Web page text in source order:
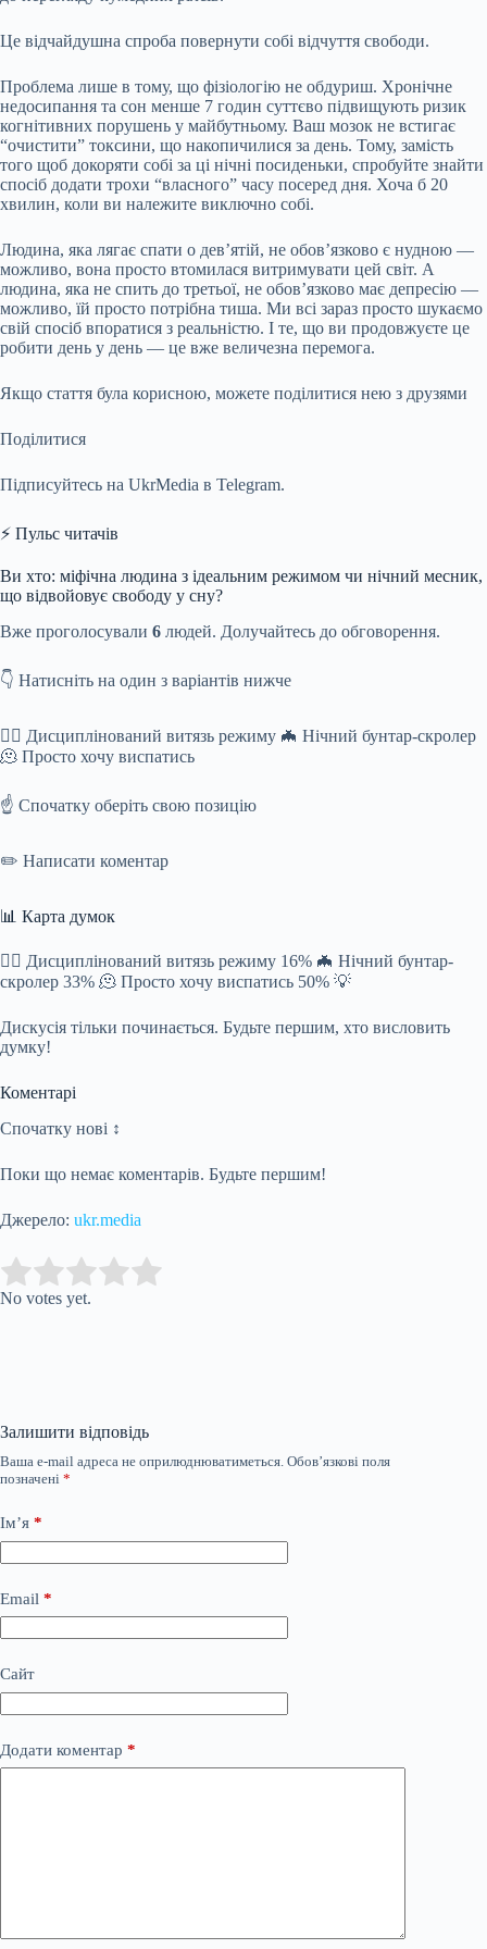
Це відчайдушна спроба повернути собі відчуття свободи.
Проблема лише в тому, що фізіологію не обдуриш. Хронічне
недосипання та сон менше 7 годин суттєво підвищують ризик
когнітивних порушень у майбутньому. Ваш мозок не встигає
“очистити” токсини, що накопичилися за день. Тому, замість
того щоб докоряти собі за ці нічні посиденьки, спробуйте знайти
спосіб додати трохи “власного” часу посеред дня. Хоча б 20
хвилин, коли ви належите виключно собі.
Людина, яка лягає спати о дев’ятій, не обов’язково є нудною —
можливо, вона просто втомилася витримувати цей світ. А
людина, яка не спить до третьої, не обов’язково має депресію —
можливо, їй просто потрібна тиша. Ми всі зараз просто шукаємо
свій спосіб впоратися з реальністю. І те, що ви продовжуєте це
робити день у день — це вже величезна перемога.
Якщо стаття була корисною, можете поділитися нею з друзями
Поділитися
Підписуйтесь на UkrMedia в Telegram.
⚡ Пульс читачів
Ви хто: міфічна людина з ідеальним режимом чи нічний месник,
що відвойовує свободу у сну?
Вже проголосували 6 людей. Долучайтесь до обговорення.
👇 Натисніть на один з варіантів нижче
🧘‍♂️ Дисциплінований витязь режиму 🦇 Нічний бунтар-скролер
🫠 Просто хочу виспатись
☝️ Спочатку оберіть свою позицію
✏️ Написати коментар
📊 Карта думок
🧘‍♂️ Дисциплінований витязь режиму 16% 🦇 Нічний бунтар-
скролер 33% 🫠 Просто хочу виспатись 50% 💡
Дискусія тільки починається. Будьте першим, хто висловить
думку!
Коментарі
Спочатку нові ↕
Поки що немає коментарів. Будьте першим!
Джерело: ukr.media
Rate this item:
No votes yet.
Залишити відповідь
Ваша e-mail адреса не оприлюднюватиметься. Обов’язкові поля
позначені *
Ім’я *
Email *
Сайт
Додати коментар *